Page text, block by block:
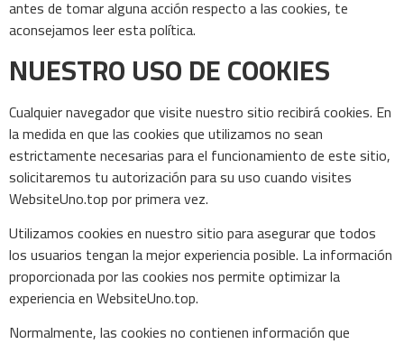
antes de tomar alguna acción respecto a las cookies, te
aconsejamos leer esta política.
NUESTRO USO DE COOKIES
Cualquier navegador que visite nuestro sitio recibirá cookies. En
la medida en que las cookies que utilizamos no sean
estrictamente necesarias para el funcionamiento de este sitio,
solicitaremos tu autorización para su uso cuando visites
WebsiteUno.top por primera vez.
Utilizamos cookies en nuestro sitio para asegurar que todos
los usuarios tengan la mejor experiencia posible. La información
proporcionada por las cookies nos permite optimizar la
experiencia en WebsiteUno.top.
Normalmente, las cookies no contienen información que